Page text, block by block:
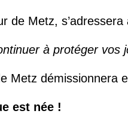
de Metz,
à protéger vos
Metz démissionnera
est née !